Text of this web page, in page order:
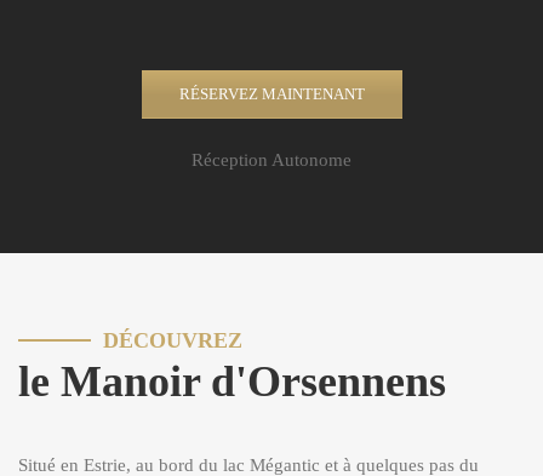
RÉSERVEZ MAINTENANT
Réception Autonome
DÉCOUVREZ
le Manoir d'Orsennens
Situé en Estrie, au bord du lac Mégantic et à quelques pas du